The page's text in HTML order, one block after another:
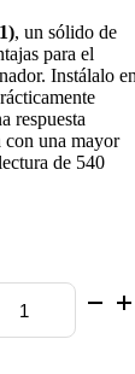
, un sólido de
para el
Instálalo
respuesta
con una mayor
de 540